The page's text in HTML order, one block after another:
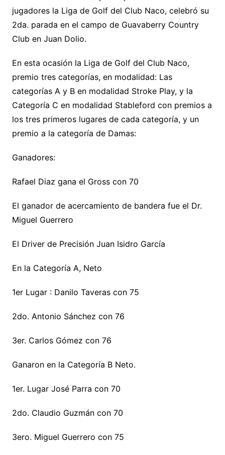
jugadores la Liga de Golf del Club Naco, celebró su
2da. parada en el campo de Guavaberry Country
Club en Juan Dolio.
En esta ocasión la Liga de Golf del Club Naco,
premio tres categorías, en modalidad: Las
categorías A y B en modalidad Stroke Play, y la
Categoría C en modalidad Stableford con premios a
los tres primeros lugares de cada categoría, y un
premio a la categoría de Damas:
Ganadores:
Rafael Diaz gana el Gross con 70
El ganador de acercamiento de bandera fue el Dr.
Miguel Guerrero
El Driver de Precisión Juan Isidro García
En la Categoría A, Neto
1er Lugar : Danilo Taveras con 75
2do. Antonio Sánchez con 76
3er. Carlos Gómez con 76
Ganaron en la Categoría B Neto.
1er. Lugar José Parra con 70
2do. Claudio Guzmán con 70
3ero. Miguel Guerrero con 75